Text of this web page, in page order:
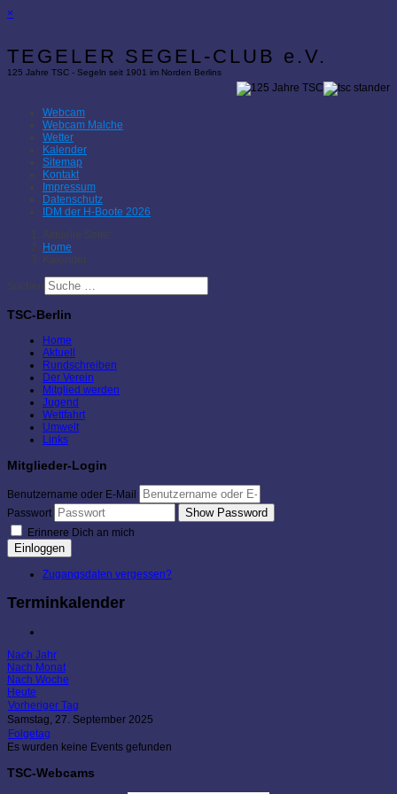
×
TEGELER SEGEL-CLUB e.V.
125 Jahre TSC - Segeln seit 1901 im Norden Berlins
Webcam
Webcam Malche
Wetter
Kalender
Sitemap
Kontakt
Impressum
Datenschutz
IDM der H-Boote 2026
Aktuelle Seite:
Home
Kalender
Suchen
TSC-Berlin
Home
Aktuell
Rundschreiben
Der Verein
Mitglied werden
Jugend
Wettfahrt
Umwelt
Links
Mitglieder-Login
Benutzername oder E-Mail
Passwort
Show Password
Erinnere Dich an mich
Einloggen
Zugangsdaten vergessen?
Terminkalender
Nach Jahr
Nach Monat
Nach Woche
Heute
Vorheriger Tag
Samstag, 27. September 2025
Folgetag
Es wurden keine Events gefunden
TSC-Webcams